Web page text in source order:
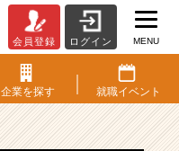
会員登録 ログイン MENU
企業を探す 就職イベント